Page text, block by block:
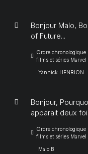
Bonjour Malo,
of Future...
Ordre chronologique
films et séries
Yannick HENRION
Bonjour,
apparait deux
Ordre chronologique
films et séries
Malo B